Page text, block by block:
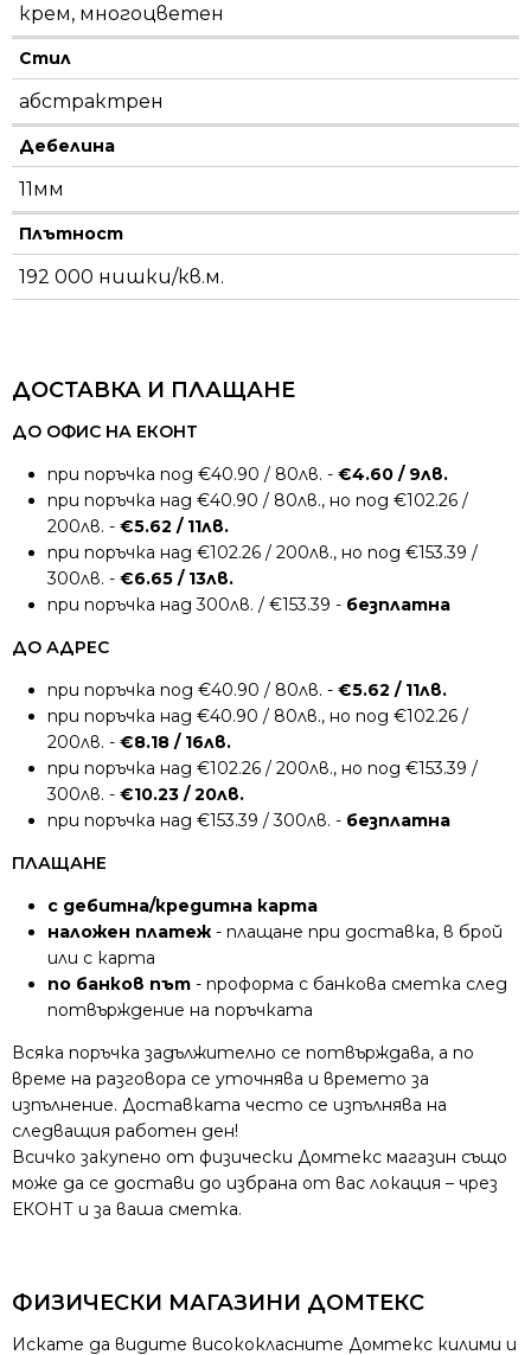
крем, многоцветен
Стил
абстрактрен
Дебелина
11мм
Плътност
192 000 нишки/кв.м.
ДОСТАВКА И ПЛАЩАНЕ
ДО ОФИС НА ЕКОНТ
при поръчка под €40.90 / 80лв. - €4.60 / 9лв.
при поръчка над €40.90 / 80лв., но под €102.26 /
200лв. - €5.62 / 11лв.
при поръчка над €102.26 / 200лв., но под €153.39 /
300лв. - €6.65 / 13лв.
при поръчка над 300лв. / €153.39 - безплатна
ДО АДРЕС
при поръчка под €40.90 / 80лв. - €5.62 / 11лв.
при поръчка над €40.90 / 80лв., но под €102.26 /
200лв. - €8.18 / 16лв.
при поръчка над €102.26 / 200лв., но под €153.39 /
300лв. - €10.23 / 20лв.
при поръчка над €153.39 / 300лв. - безплатна
ПЛАЩАНЕ
с дебитна/кредитна карта
наложен платеж - плащане при доставка, в брой
или с карта
по банков път - проформа с банкова сметка след
потвърждение на поръчката
Всяка поръчка задължително се потвърждава, а по
време на разговора се уточнява и времето за
изпълнение. Доставката често се изпълнява на
следващия работен ден!
Всичко закупено от физически Домтекс магазин също
може да се достави до избрана от вас локация – чрез
ЕКОНТ и за ваша сметка.
ФИЗИЧЕСКИ МАГАЗИНИ ДОМТЕКС
Искате да видите висококласните Домтекс килими и